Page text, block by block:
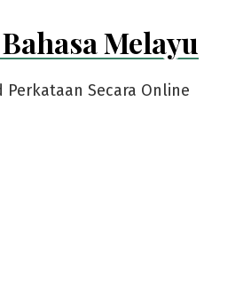
Melayu
Perkataan Secara Online